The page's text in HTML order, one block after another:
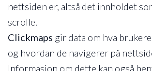
nettsiden er, altså det innholdet
scrolle.
Clickmaps gir data om hva
og hvordan de navigerer på
Informasjon om dette kan også